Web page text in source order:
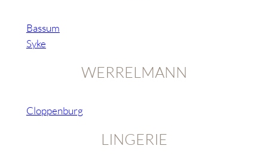
Bassum
Syke
WERRELMANN
Cloppenburg
LINGERIE